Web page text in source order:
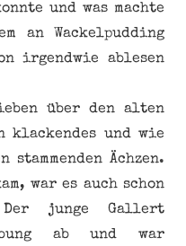
und was machte
an Wackelpudding
irgendwie ablesen
über den alten
klackendes und wie
Ächzen.
war es auch schon
Der junge Gallert
ab und war